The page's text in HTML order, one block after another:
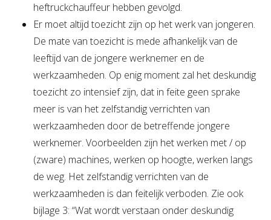
heftruckchauffeur hebben gevolgd.
Er moet altijd toezicht zijn op het werk van jongeren.
De mate van toezicht is mede afhankelijk van de
leeftijd van de jongere werknemer en de
werkzaamheden. Op enig moment zal het deskundig
toezicht zo intensief zijn, dat in feite geen sprake
meer is van het zelfstandig verrichten van
werkzaamheden door de betreffende jongere
werknemer. Voorbeelden zijn het werken met / op
(zware) machines, werken op hoogte, werken langs
de weg. Het zelfstandig verrichten van de
werkzaamheden is dan feitelijk verboden. Zie ook
bijlage 3: “Wat wordt verstaan onder deskundig